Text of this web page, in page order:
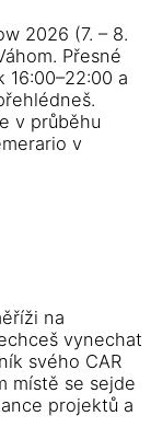
2026 (7. – 8.
Přesné
16:00–22:00 a
v průběhu
v
na
vynechat
svého CAR
místě se sejde
projektů a